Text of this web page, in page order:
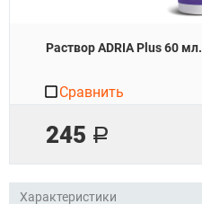
Раствор ADRIA Plus 60 мл.
245 Р
Сравнить
Характеристики